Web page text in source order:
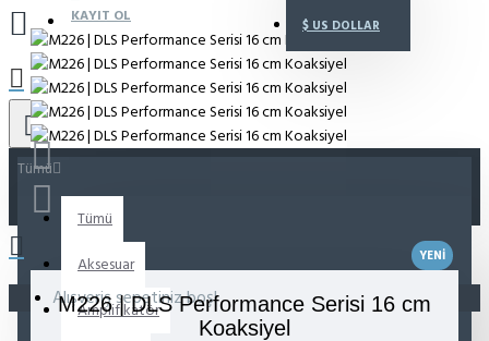
KAYIT OL
$ US DOLLAR
Tümü
Tümü
Aksesuar
Amplifikatör
Alışveriş sepetiniz boş!
YENI
M226 | DLS Performance Serisi 16 cm
Koaksiyel